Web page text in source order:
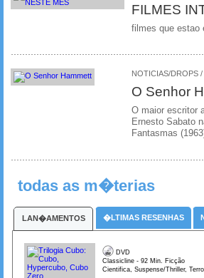
FILMES
filmes que estao
NOTICIAS/DROPS
O Senhor
O maior escritor
Ernesto Sabato
Fantasmas
todas as m�terias
LAN�AMENTOS �LTIMAS RESENHAS
DVD
Classicline - 92 Min. Ficção
Cientifica, Suspense/Thriller,